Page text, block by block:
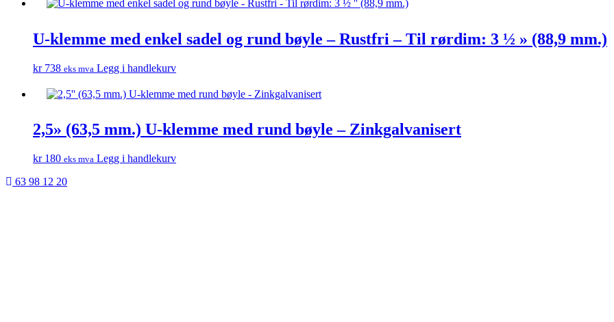
U-klemme med enkel sadel og rund bøyle – Rustfri – Til rørdim: 3 ½ » (88,9 mm.)
kr738 eks mva Legg i handlekurv
2,5» (63,5 mm.) U-klemme med rund bøyle – Zinkgalvanisert
kr180 eks mva Legg i handlekurv
63 98 12 20